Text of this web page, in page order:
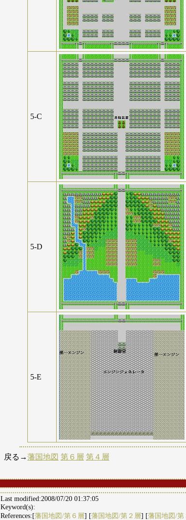
5-C
5-D
5-E
戻る→藩国地図 第６層 第４層
Last modified:2008/07/20 01:37:05
Keyword(s):
References:[藩国地図/第６層] [藩国地図/第２層] [藩国地図/第